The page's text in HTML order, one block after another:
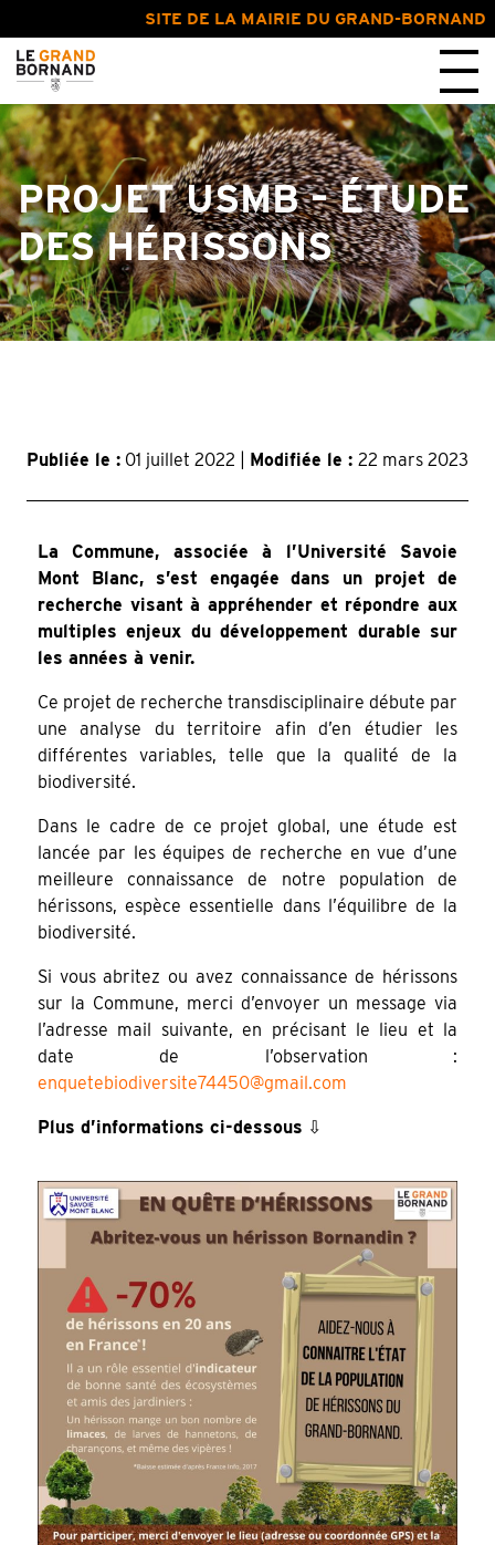
SITE DE LA MAIRIE DU GRAND-BORNAND
PROJET USMB – ÉTUDE
DES HÉRISSONS
Publiée le : 01 juillet 2022 | Modifiée le : 22 mars 2023
La Commune, associée à l’Université Savoie
Mont Blanc, s’est engagée dans un projet de
recherche visant à appréhender et répondre aux
multiples enjeux du développement durable sur
les années à venir.
Ce projet de recherche transdisciplinaire débute par
une analyse du territoire afin d’en étudier les
différentes variables, telle que la qualité de la
biodiversité.
Dans le cadre de ce projet global, une étude est
lancée par les équipes de recherche en vue d’une
meilleure connaissance de notre population de
hérissons, espèce essentielle dans l’équilibre de la
biodiversité.
Si vous abritez ou avez connaissance de hérissons
sur la Commune, merci d’envoyer un message via
l’adresse mail suivante, en précisant le lieu et la
date de l’observation :
enquetebiodiversite74450@gmail.com
Plus d’informations ci-dessous ⇩